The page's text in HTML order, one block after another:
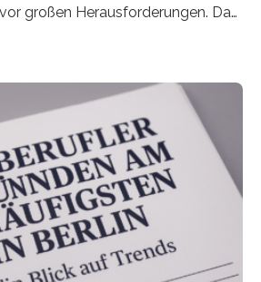
großen Herausforderungen. Das
und Prof. Dr. Lukas Linnenbrink
Versicherungskaufleute e.V.
Die Studie basiert auf den
selbstständigen
und -makler*innen. Ein
als die Hälfte der Befragten ist
wird in den nächsten Jahren eine
Aber nur ein Drittel hat